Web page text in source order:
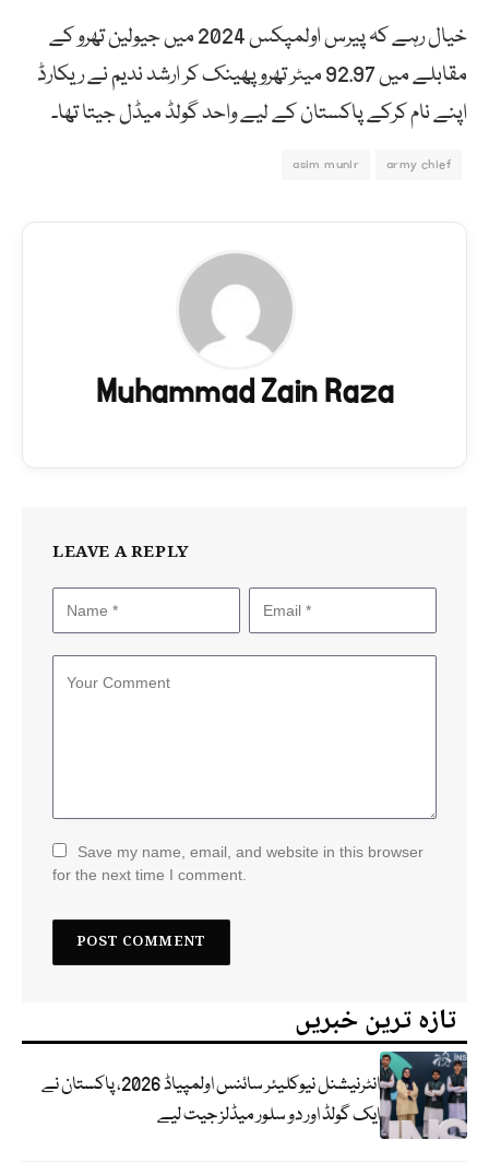
خیال رہے کہ پیرس اولمپکس 2024 میں جیولین تھرو کے
مقابلے میں 92.97 میٹر تھرو پھینک کر ارشد ندیم نے ریکارڈ
اپنے نام کرکے پاکستان کے لیے واحد گولڈ میڈل جیتا تھا۔
army chief
asim munir
Muhammad Zain Raza
LEAVE A REPLY
Save my name, email, and website in this browser
for the next time I comment.
تازہ ترین خبریں
انٹرنیشنل نیوکلیئر سائنس اولمپیاڈ 2026، پاکستان نے
ایک گولڈ اور دو سلور میڈلز جیت لیے